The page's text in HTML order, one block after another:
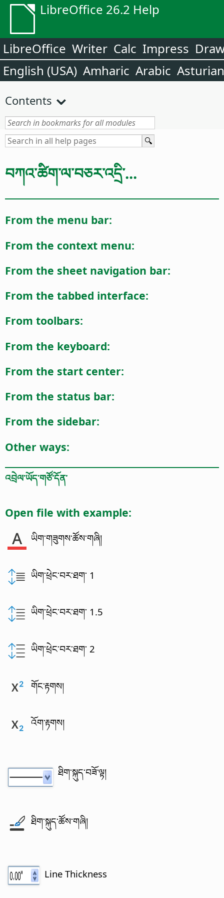
LibreOffice 26.2 Help
LibreOffice Writer Calc Impress
English (USA) Amharic Arabic Asturian
Contents
བཀའ་ཚིག་ལ་བཅར་འདྲི་...
From the menu bar:
From the context menu:
From the sheet navigation bar:
From the tabbed interface:
From toolbars:
From the keyboard:
From the start center:
From the status bar:
From the sidebar:
Other ways:
འབྲེལ་ཡོད་གཙོ་དོན་
Open file with example:
ཡིག་གཟུགས་ཚོས་གཞི།
ཡིག་ཕྲེང་བར་ཐག་ 1
ཡིག་ཕྲེང་བར་ཐག་ 1.5
ཡིག་ཕྲེང་བར་ཐག་ 2
གོང་རྟགས།
འོག་རྟགས།
ཐིག་སྐུད་བཟོ་ལྟ།
ཐིག་སྐུད་ཚོས་གཞི།
Line Thickness